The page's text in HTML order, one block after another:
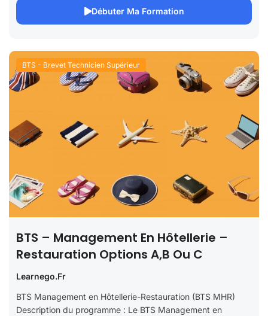
Débuter Ma Formation
BTS - Brevet Technicien Supérieur
BTS – Management En Hôtellerie –
Restauration Options A,B Ou C
Learnego.fr
BTS Management en Hôtellerie-Restauration (BTS MHR)
Description du programme : Le BTS Management en